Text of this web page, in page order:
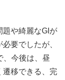
題や綺麗なGIが
要でしたが、
、今後は、昼
遷移できる、完